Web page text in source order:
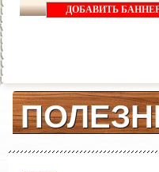
ДОБАВИТЬ